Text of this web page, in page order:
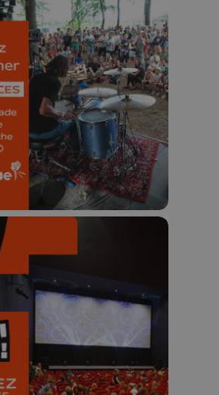
Gagnez 5x2
pour le
Ferrières
🌿🎶
valable jusqu'au 9 août,
23h59.
CUT x
Grignoux ✨
permanent - 2 places à